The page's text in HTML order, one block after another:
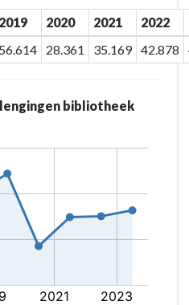
2019 2020 2021 2022
56.614 28.361 35.169 42.878
bibliotheek